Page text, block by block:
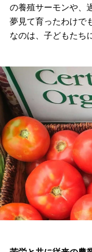
の養殖サーモンや、
夢見て育ったわけで
なのは、子どもたち